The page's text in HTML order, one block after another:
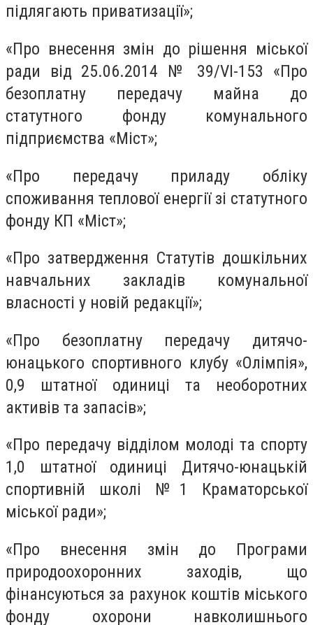
підлягають приватизації»;
«Про внесення змін до рішення міської
ради від 25.06.2014 № 39/VI-153 «Про
безоплатну передачу майна до
статутного фонду комунального
підприємства «Міст»;
«Про передачу приладу обліку
споживання теплової енергії зі статутного
фонду КП «Міст»;
«Про затвердження Статутів дошкільних
навчальних закладів комунальної
власності у новій редакції»;
«Про безоплатну передачу дитячо-
юнацького спортивного клубу «Олімпія»,
0,9 штатної одиниці та необоротних
активів та запасів»;
«Про передачу відділом молоді та спорту
1,0 штатної одиниці Дитячо-юнацькій
спортивній школі №1 Краматорської
міської ради»;
«Про внесення змін до Програми
природоохоронних заходів, що
фінансуються за рахунок коштів міського
фонду охорони навколишнього